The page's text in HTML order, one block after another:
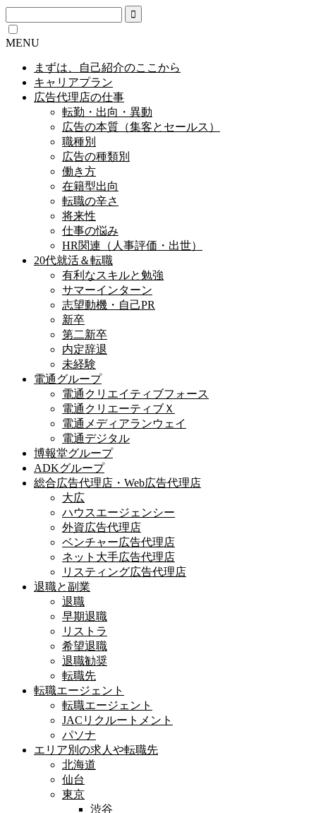
MENU
まずは、自己紹介のここから
キャリアプラン
広告代理店の仕事
転勤・出向・異動
広告の本質（集客とセールス）
職種別
広告の種類別
働き方
在籍型出向
転職の辛さ
将来性
仕事の悩み
HR関連（人事評価・出世）
20代就活＆転職
有利なスキルと勉強
サマーインターン
志望動機・自己PR
新卒
第二新卒
内定辞退
未経験
電通グループ
電通クリエイティブフォース
電通クリエーティブＸ
電通メディアランウェイ
電通デジタル
博報堂グループ
ADKグループ
総合広告代理店・Web広告代理店
大広
ハウスエージェンシー
外資広告代理店
ベンチャー広告代理店
ネット大手広告代理店
リスティング広告代理店
退職と副業
退職
早期退職
リストラ
希望退職
退職勧奨
転職先
転職エージェント
転職エージェント
JACリクルートメント
パソナ
エリア別の求人や転職先
北海道
仙台
東京
渋谷